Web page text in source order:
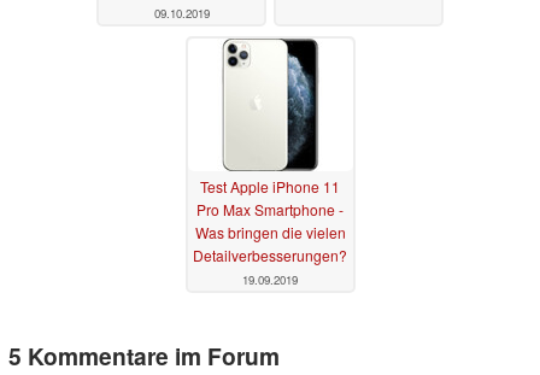
09.10.2019
Test Apple iPhone 11
Pro Max Smartphone -
Was bringen die vielen
Detailverbesserungen?
19.09.2019
5 Kommentare im Forum